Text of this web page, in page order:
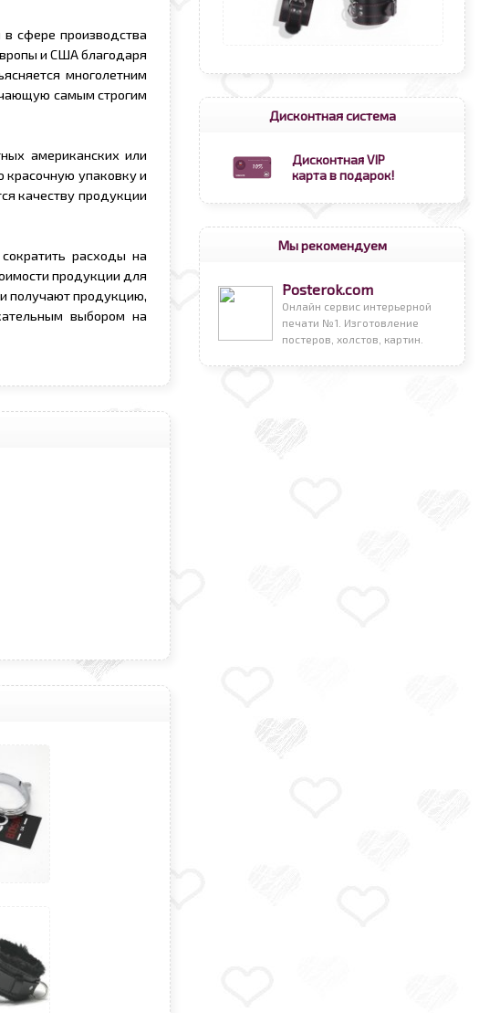
сфере производства
и США благодаря
многолетним
самым строгим
американских или
красочную упаковку и
качеству продукции
расходы на
продукции для
получают продукцию,
выбором на
Дисконтная система
Дисконтная VIP
карта в подарок!
Мы рекомендуем
Posterok.com
Онлайн сервис интерьерной
печати №1. Изготовление
постеров, холстов, картин.